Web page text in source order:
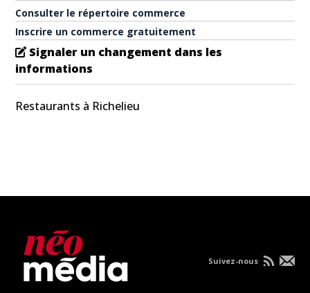
Consulter le répertoire commerce
Inscrire un commerce gratuitement
Signaler un changement dans les
informations
Restaurants à Richelieu
Suivez-nous